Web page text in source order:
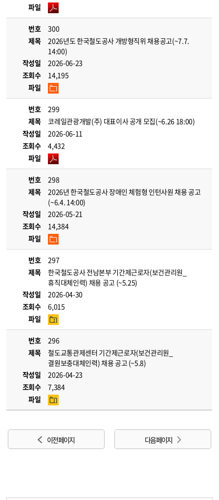
파일
번호
300
제목
2026년도 한국철도공사 개방형직위 채용공고(~7.7.
14:00)
작성일
2026-06-23
조회수
14,195
파일
번호
299
제목
코레일관광개발(주) 대표이사 공개 모집(~6.26 18:00)
작성일
2026-06-11
조회수
4,432
파일
번호
298
제목
2026년 한국철도공사 장애인 체험형 인턴사원 채용 공고
(~6.4. 14:00)
작성일
2026-05-21
조회수
14,384
파일
번호
297
제목
한국철도공사 전남본부 기간제근로자(보건관리원_
휴직대체인력) 채용 공고 (~5.25)
작성일
2026-04-30
조회수
6,015
파일
번호
296
제목
철도교통관제센터 기간제근로자(보건관리원_
결원보충대체인력) 채용 공고 (~5.8)
작성일
2026-04-23
조회수
7,384
파일
이전 페이지 다음 페이지